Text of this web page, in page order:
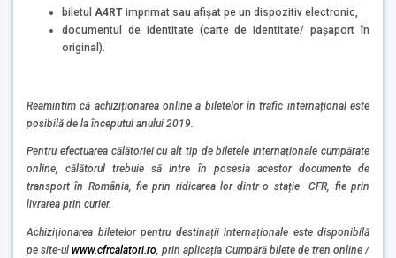
biletul A4RT imprimat sau afișat pe un dispozitiv electronic,
documentul de identitate (carte de identitate/ pașaport în
original).
Reamintim că achiziționarea online a biletelor în trafic internațional este
posibilă de la începutul anului 2019.
Pentru efectuarea călătoriei cu alt tip de biletele internaționale cumpărate
online, călătorul trebuie să intre în posesia acestor documente de
transport în România, fie prin ridicarea lor dintr-o stație CFR, fie prin
livrarea prin curier.
Achiziţionarea biletelor pentru destinații internaționale este disponibilă
pe site-ulwww.cfrcalatori.ro, prin aplicația Cumpără bilete de tren online /